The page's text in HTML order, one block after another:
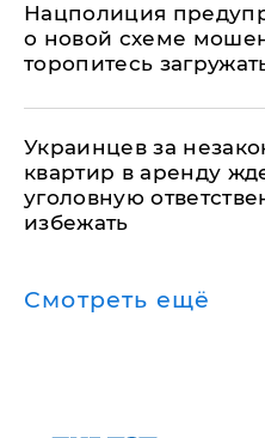
Нацполиция
о новой схеме
торопитесь
Украинцев за
квартир в аренду
уголовную
избежать
Смотреть ещё